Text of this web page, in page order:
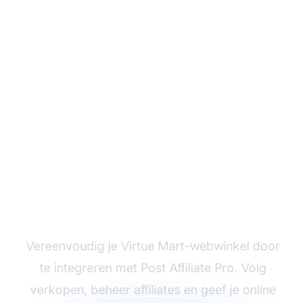
Vereenvoudig je Virtue Mart-webwinkel door
te integreren met Post Affiliate Pro. Volg
verkopen, beheer affiliates en geef je online